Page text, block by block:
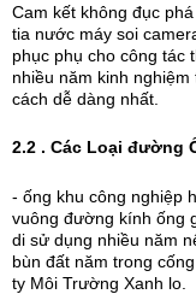
Cam kết không đục
tia nước máy soi
phục phụ cho công tác
nhiều năm kinh
cách dễ dàng nhất.
2.2 . Các Loại đường
- ống khu công nghiệp
vuông đường kính ống
di sử dụng nhiều năm
bùn đất năm trong
ty Môi Trường Xanh lo.